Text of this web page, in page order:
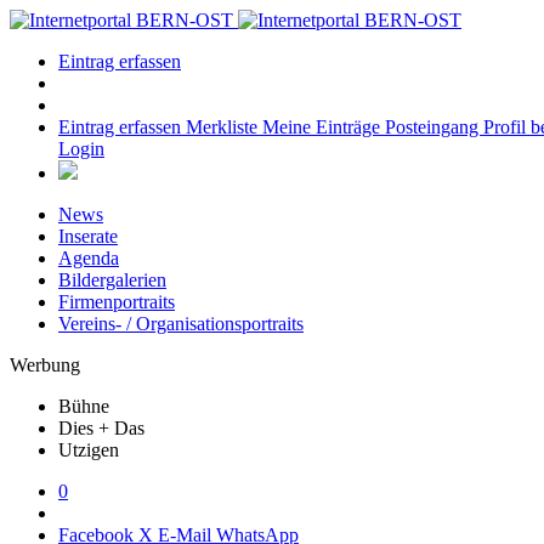
Eintrag erfassen
Eintrag erfassen Merkliste Meine Einträge Posteingang Profil
Login
News
Inserate
Agenda
Bildergalerien
Firmenportraits
Vereins- / Organisationsportraits
Werbung
Bühne
Dies + Das
Utzigen
0
Facebook X E-Mail WhatsApp